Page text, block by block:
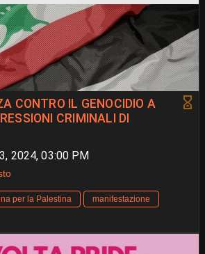
CONTRO IL GENOCIDIO A
CRIMINALI DI
2024, 03:00 PM
per la Palestina
manifestazione